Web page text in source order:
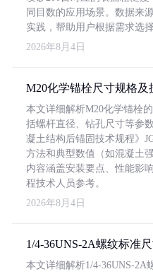
同目数的应用场景。数据来
实践，帮助用户根据需求选
2026年8月4日
M20化学锚栓尺寸规格及
本文详细解析M20化学锚栓
括螺杆直径、钻孔尺寸等参
凝土结构后锚固技术规程》
方法和典型数值（如混凝土
内容涵盖安装要点、性能影
程技术人员参考。
2026年8月4日
1/4-36UNS-2A螺纹标准
本文详细解析1/4-36UNS-2A